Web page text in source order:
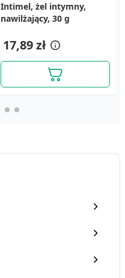
Intimel, żel intymny,
nawilżający, 30 g
17,89 zł
Jasnum Comfort, globulki
dopochwowe, 10 szt.
40,79 zł
Prostamol Uno, kapsułki
miękkie, 320 mg, 30 szt.